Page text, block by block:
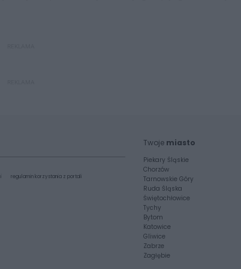
regulamin korzystania z portali
Twoje miasto
Piekary Śląskie
Chorzów
Tarnowskie Góry
Ruda Śląska
Świętochłowice
Tychy
Bytom
Katowice
Gliwice
Zabrze
Zagłębie